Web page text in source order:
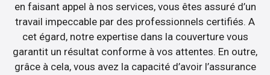
en faisant appel à nos services, vous êtes assuré d’un
travail impeccable par des professionnels certifiés. A
cet égard, notre expertise dans la couverture vous
garantit un résultat conforme à vos attentes. En outre,
grâce à cela, vous avez la capacité d’avoir l’assurance